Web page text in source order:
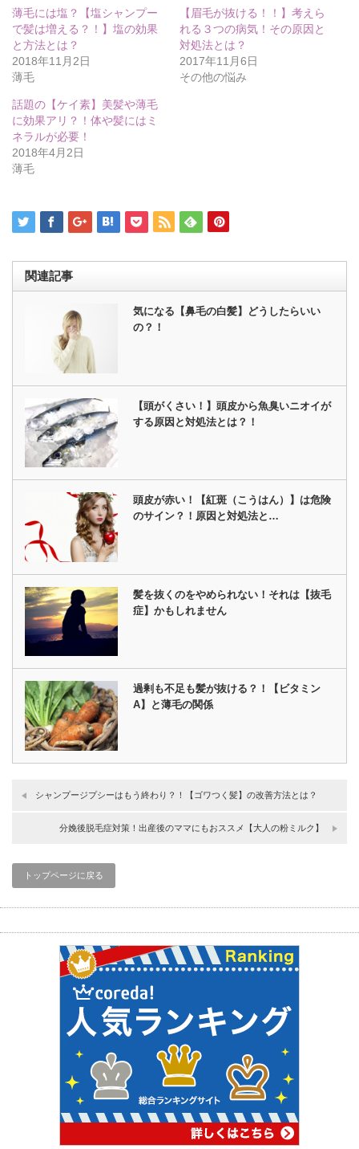
共
有
(新
し
い
ウ
ィ
ウ
で
開
き
ま
す)
ク
リ
ッ
て
く
い
(新
し
い
ウ
ィ
き
ま
す)
薄毛には塩？【塩シャンプー
で髪は増える？！】塩の効果
と方法とは？
2018年11月2日
薄毛
【眉毛が抜ける！！】考えら
れる３つの病気！その原因と
対処法とは？
2017年11月6日
その他の悩み
話題の【ケイ素】美髪や薄毛
に効果アリ？！体や髪にはミ
ネラルが必要！
2018年4月2日
薄毛
関連記事
気になる【鼻毛の白髪】どうしたらいい
の？！
【頭がくさい！】頭皮から魚臭いニオイが
する原因と対処法とは？！
頭皮が赤い！【紅斑（こうはん）】は危険
のサイン？！原因と対処法と…
髪を抜くのをやめられない！それは【抜毛
症】かもしれません
過剰も不足も髪が抜ける？！【ビタミン
A】と薄毛の関係
シャンプージプシーはもう終わり？！【ゴワつく髪】の改善方法とは？
分娩後脱毛症対策！出産後のママにもおススメ【大人の粉ミルク】
トップページに戻る